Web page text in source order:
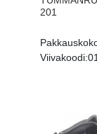
201
Viivakoodi: